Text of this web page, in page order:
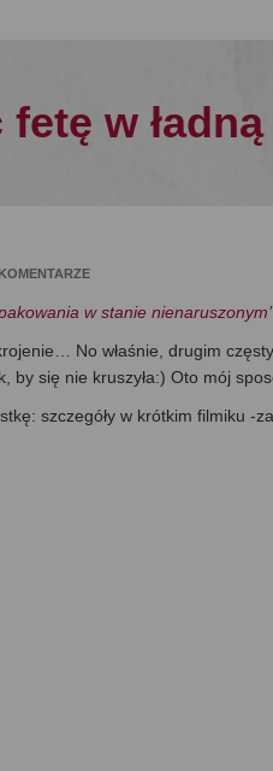
w
w stanie nienaruszonym’
No właśnie, drugim
by się nie kruszyła:) Oto mój
szczegóły w krótkim filmiku -